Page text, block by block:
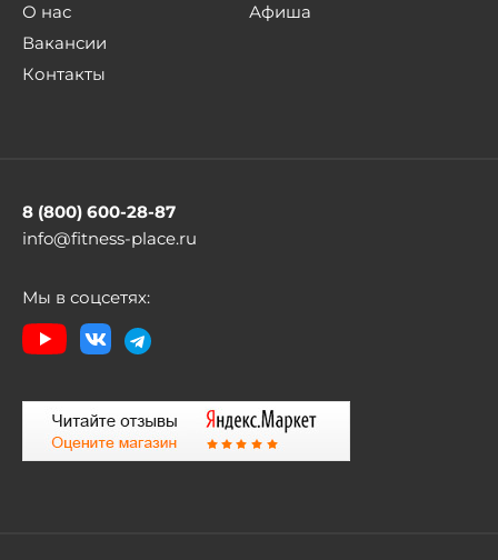
О нас
Вакансии
Контакты
Афиша
8 (800) 600-28-87
info@fitness-place.ru
Мы в соцсетях: